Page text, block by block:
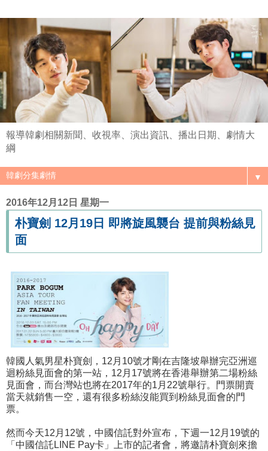
報導韓劇相關新聞、收視率、演出資訊、播出日期、劇情大
綱
▼
2016年12月12日 星期一
朴寶劍 12月19日 即將旋風襲台 提前與粉絲見
面
韓國人氣男星朴寶劍，12月10號才剛在吉隆坡舉辦完亞洲巡
迴粉絲見面會的第一站，12月17號將在香港舉辦第二場粉絲
見面會，而台灣站也將在2017年的1月22號舉行。門票開賣
當天就銷售一空，還有很多粉絲沒能買到粉絲見面會的門
票。
然而今天12月12號，中國信託對外宣布，下週一12月19號的
「中國信託LINE Pay卡」上市的記者會，將邀請朴寶劍來擔